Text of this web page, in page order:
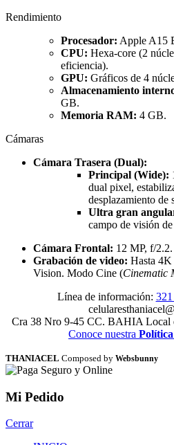
Rendimiento
Procesador: Apple A15
CPU: Hexa-core (2
eficiencia).
GPU: Gráficos de 4
Almacenamiento
GB.
Memoria RAM: 4 GB.
Cámaras
Cámara Trasera (Dual):
Principal (Wide):
dual pixel,
desplazamiento de
Ultra gran
campo de visión
Cámara Frontal: 12 MP, f/2.2.
Grabación de video: Hasta
Vision. Modo Cine (Cinematic
Línea de información:
Cra 38 Nro 9-45 CC. BAHIA Local
Conoce nuestra
THANIACEL Composed by Websbunny
Mi Pedido
Cerrar